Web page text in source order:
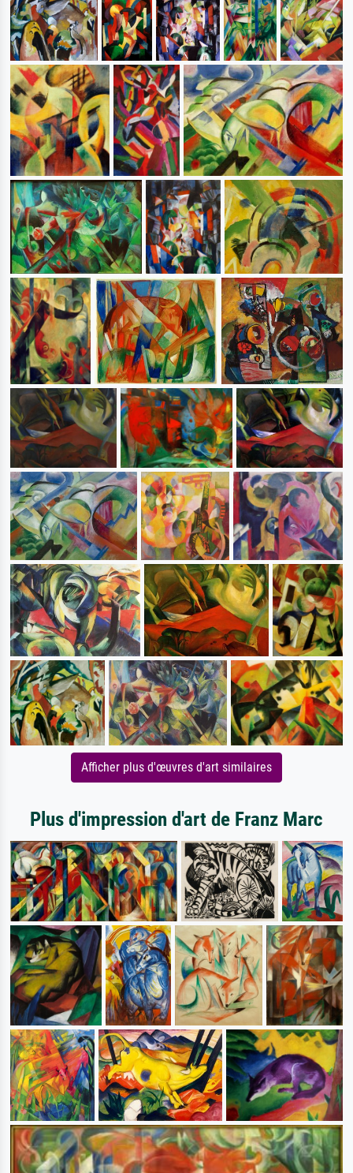
Afficher plus d'œuvres d'art similaires
Plus d'impression d'art de Franz Marc